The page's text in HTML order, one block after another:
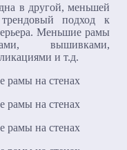
в другой, меньшей
подход к
Меньшие рамы
вышивками,
и т.д.